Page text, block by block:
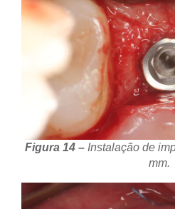
Figura 14 –Instalação de
mm.